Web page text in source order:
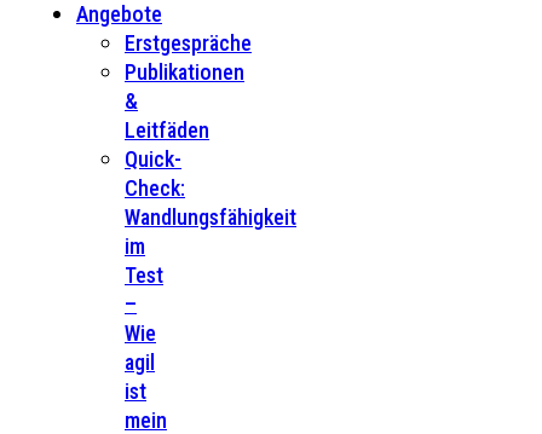
Angebote
Erstgespräche
Publikationen
&
Leitfäden
Quick-
Check:
Wandlungsfähigkeit
im
Test
–
Wie
agil
ist
mein